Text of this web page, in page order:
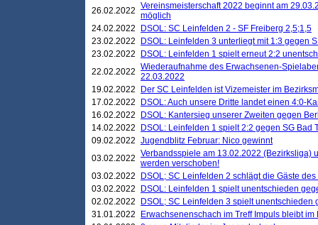
26.02.2022 Vereinsmeisterschaft 2022 beginnt am
möglich
24.02.2022
DSOL: SC Leinfelden 2 - SF Freiberg 2,5;1,5
23.02.2022
DSOL: Leinfelden 3 unterliegt mit 1:3 gegen
23.02.2022
DSOL: Leinfelden 1 spielt erneut 2:2
22.02.2022 Wiederaufnahme des Erwachsenen-
22.03.2022
19.02.2022
Der SC Leinfelden ist Vizemeister im
17.02.2022
DSOL: Auch unsere Dritte landet einen 4:0-
16.02.2022
DSOL: Kantersieg unserer Zweiten gegen
14.02.2022
DSOL: Leinfelden 1 spielt 2:2 gegen SG Bad
09.02.2022 Jugendblitz Februar: Nico gewinnt
03.02.2022 Verbandsspiele am 13.02.2022 (Bezirksliga)
werden verschoben!
03.02.2022
DSOL; SC Leinfelden 2 schlägt die Gäste
03.02.2022
DSOL: Leinfelden 1 spielt unentschieden
02.02.2022
DSOL; SC Leinfelden 3 spielt unentschieden
31.01.2022
Erwachsenenschach im Treff Impuls bleibt